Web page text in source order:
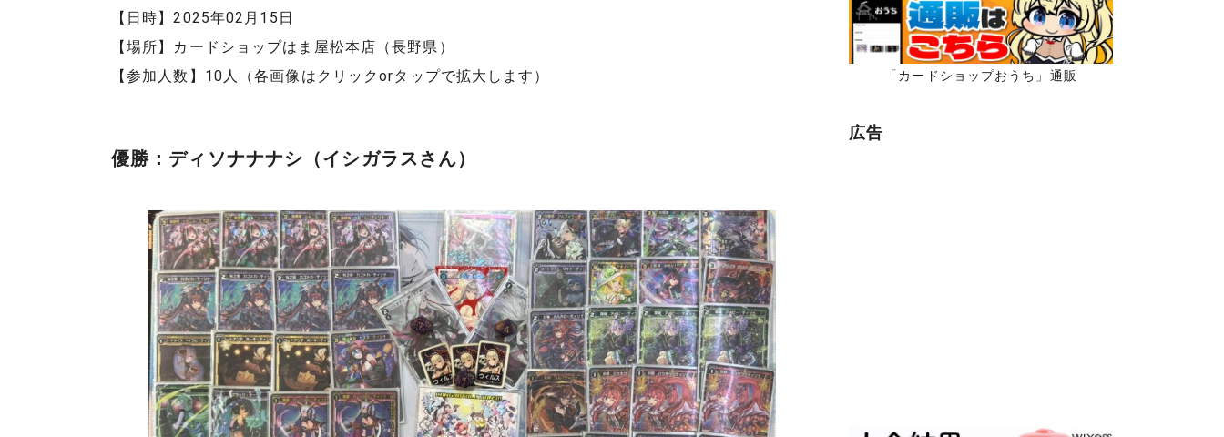
【日時】2025年02月15日
【場所】カードショップはま屋松本店（長野県）
【参加人数】10人（各画像はクリックorタップで拡大します）
優勝：ディソナナナシ（イシガラスさん）
「カードショップおうち」通販
広告